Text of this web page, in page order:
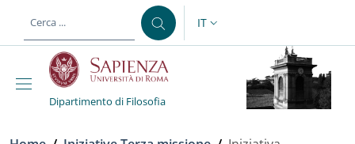
al contenuto principale
SELETTORE LINGUA:
IT
Dipartimento di Filosofia
Briciole di pane